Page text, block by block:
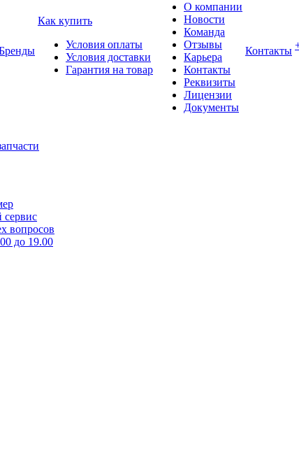
Как купить
Условия оплаты
Условия доставки
Гарантия на товар
О компании
Новости
Команда
Отзывы
Карьера
Контакты
Реквизиты
Лицензии
Документы
Контакты
сервис
вопросов
до 19.00